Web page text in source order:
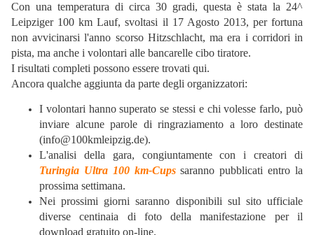
Con una temperatura di circa 30 gradi, questa è stata la 24^
Leipziger 100 km Lauf, svoltasi il 17 Agosto 2013, per fortuna
non avvicinarsi l'anno scorso Hitzschlacht, ma era i corridori in
pista, ma anche i volontari alle bancarelle cibo tiratore.
I risultati completi possono essere trovati qui.
Ancora qualche aggiunta da parte degli organizzatori:
I volontari hanno superato se stessi e chi volesse farlo, può
inviare alcune parole di ringraziamento a loro destinate
(info@100kmleipzig.de).
L'analisi della gara, congiuntamente con i creatori di
Turingia Ultra 100 km-Cups saranno pubblicati entro la
prossima settimana.
Nei prossimi giorni saranno disponibili sul sito ufficiale
diverse centinaia di foto della manifestazione per il
download gratuito on-line.